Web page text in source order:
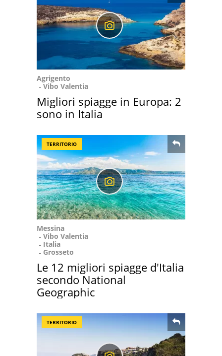
Agrigento
Vibo Valentia
Migliori spiagge in Europa: 2
sono in Italia
TERRITORIO
Messina
Vibo Valentia
Italia
Grosseto
Le 12 migliori spiagge d'Italia
secondo National
Geographic
TERRITORIO